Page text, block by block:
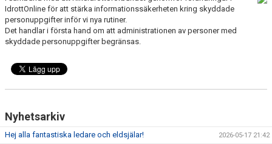
FÖRÄLDER
VÅRA TÄVLINGAR
VERKSAMHETSHANDBOK
IdrottOnline för att stärka informationssäkerheten kring skyddade
personuppgifter inför vi nya rutiner.
Det handlar i första hand om att administrationen av personer med
skyddade personuppgifter begränsas.
Nyhetsarkiv
Hej alla fantastiska ledare och eldsjälar! 2026-05-17 21:42